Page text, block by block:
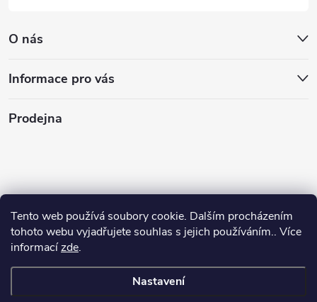
Tento web používá soubory cookie. Dalším procházením
tohoto webu vyjadřujete souhlas s jejich používáním.. Více
informacízde.
Nastavení
O nás
Informace pro vás
Prodejna